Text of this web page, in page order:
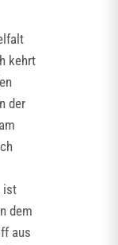
kehrt
der
ist
dem
aus